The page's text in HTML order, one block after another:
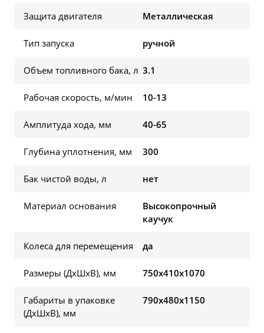
Защита двигателя Металлическая
Тип запуска ручной
Объем топливного бака, л 3.1
Рабочая скорость, м/мин 10-13
Амплитуда хода, мм 40-65
Глубина уплотнения, мм 300
Бак чистой воды, л нет
Материал основания
Высокопрочный
каучук
Колеса для перемещения да
Размеры (ДхШхВ), мм 750х410х1070
Габариты в упаковке
(ДхШхВ), мм
790х480х1150